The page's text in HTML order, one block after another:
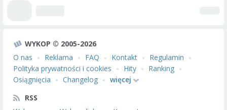
WYKOP © 2005-2026
O nas
Reklama FAQ Kontakt
Regulamin
Polityka prywatności i cookies
Hity
Ranking
Osiągnięcia
Changelog
więcej
RSS